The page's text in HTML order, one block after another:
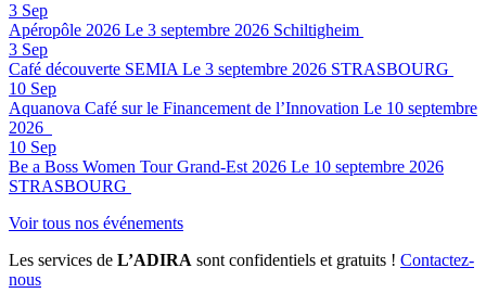
3 Sep
Apéropôle 2026 Le 3 septembre 2026 Schiltigheim
3 Sep
Café découverte SEMIALe 3 septembre 2026 STRASBOURG
10 Sep
Aquanova Café sur le Financement de l’Innovation Le 10 septembre
2026
10 Sep
Be a Boss Women Tour Grand-Est 2026 Le 10 septembre 2026
STRASBOURG
Voir tous nos événements
Les services de L’ADIRA sont confidentiels et gratuits ! Contactez-
nous